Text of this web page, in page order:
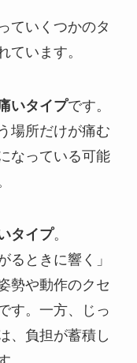
ていくつかのタ
ています。
いタイプです。
場所だけが痛む
なっている可能
タイプ。
るときに響く」
勢や動作のクセ
す。一方、じっ
、負担が蓄積し